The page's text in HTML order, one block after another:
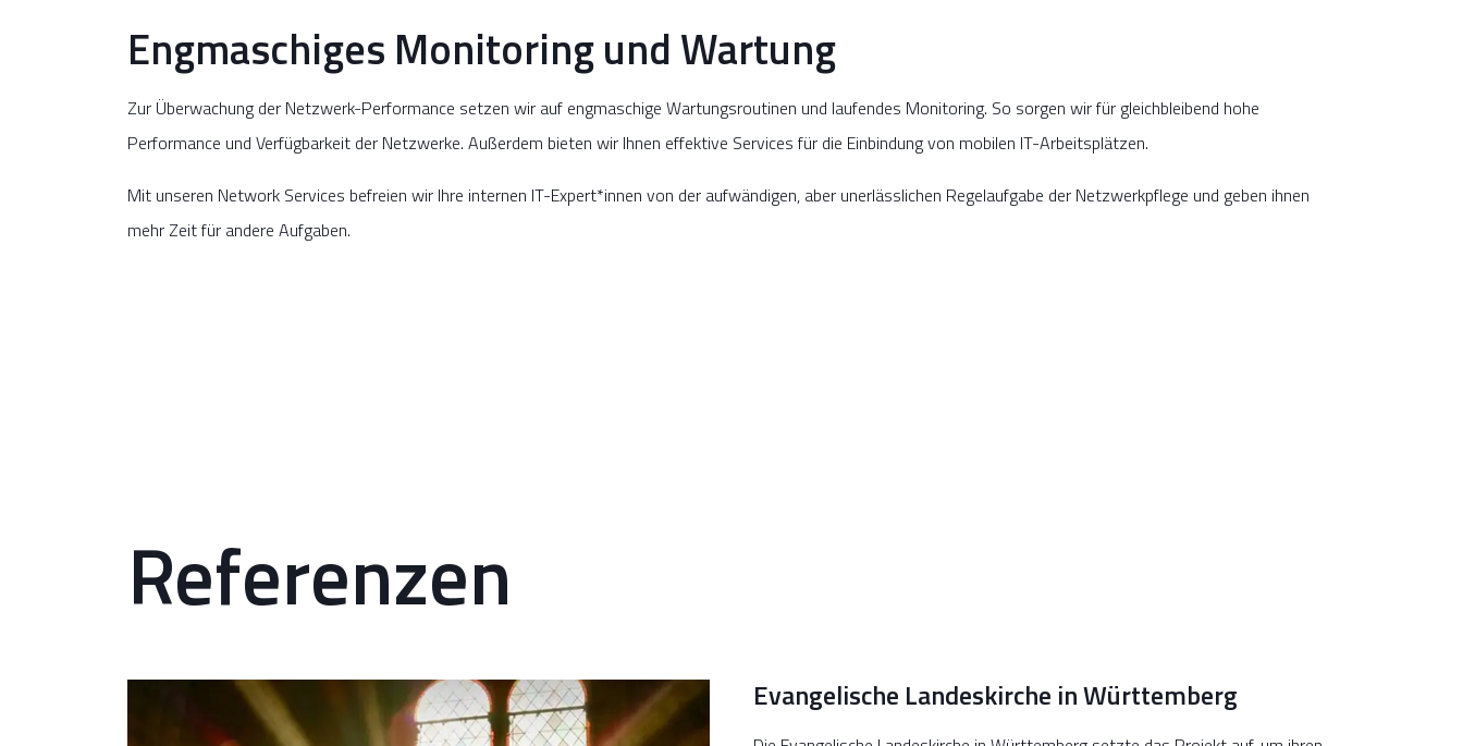
Engmaschiges Monitoring und Wartung
Zur Überwachung der Netzwerk-Performance setzen wir auf engmaschige Wartungsroutinen und laufendes Monitoring. So sorgen wir für gleichbleibend hohe
Performance und Verfügbarkeit der Netzwerke. Außerdem bieten wir Ihnen effektive Services für die Einbindung von mobilen IT-Arbeitsplätzen.
Mit unseren Network Services befreien wir Ihre internen IT-Expert*innen von der aufwändigen, aber unerlässlichen Regelaufgabe der Netzwerkpflege und geben ihnen
mehr Zeit für andere Aufgaben.
Referenzen
Evangelische Landeskirche in Württemberg